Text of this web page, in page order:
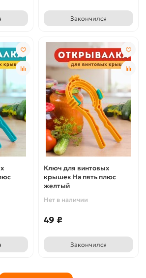
Закончился
Ключ для винтовых
крышек На пять плюс
желтый
Нет в наличии
49 ₽
Закончился